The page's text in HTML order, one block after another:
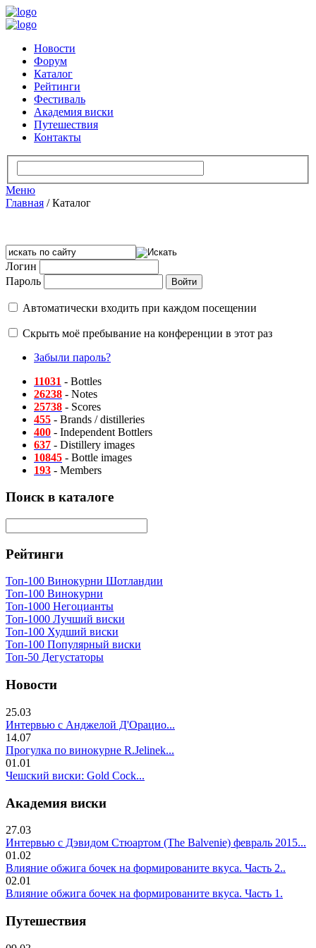
Новости
Форум
Каталог
Рейтинги
Фестиваль
Академия виски
Путешествия
Контакты
Меню
Главная /Каталог
Логин
Пароль
Автоматически входить при каждом посещении
Скрыть моё пребывание на конференции в этот раз
Забыли пароль?
11031 - Bottles
26238 - Notes
25738 - Scores
455 - Brands / distilleries
400 - Independent Bottlers
637 - Distillery images
10845 - Bottle images
193 - Members
Поиск в каталоге
Рейтинги
Топ-100 Винокурни Шотландии
Топ-100 Винокурни
Топ-1000 Негоцианты
Топ-1000 Лучший виски
Топ-100 Худший виски
Топ-100 Популярный виски
Топ-50 Дегустаторы
Новости
25.03
Интервью с Анджелой Д'Орацио...
14.07
Прогулка по винокурне R.Jelinek...
01.01
Чешский виски: Gold Cock...
Академия виски
27.03
Интервью с Дэвидом Стюартом (The Balvenie) февраль 2015...
01.02
Влияние обжига бочек на формированите вкуса. Часть 2..
02.01
Влияние обжига бочек на формированите вкуса. Часть 1.
Путешествия